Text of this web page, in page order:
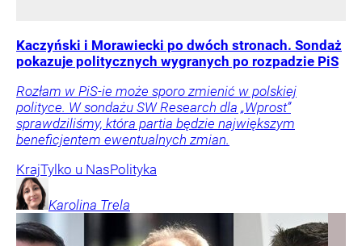
Kaczyński i Morawiecki po dwóch stronach. Sondaż
pokazuje politycznych wygranych po rozpadzie PiS
Rozłam w PiS-ie może sporo zmienić w polskiej
polityce. W sondażu SW Research dla „Wprost”
sprawdziliśmy, która partia będzie największym
beneficjentem ewentualnych zmian.
KrajTylko u NasPolityka
Karolina Trela